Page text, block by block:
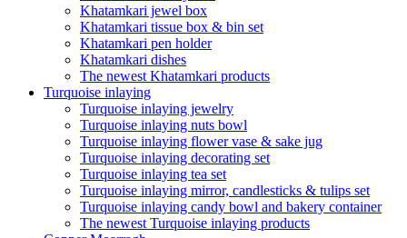
Khatamkari jewel box
Khatamkari tissue box & bin set
Khatamkari pen holder
Khatamkari dishes
The newest Khatamkari products
Turquoise inlaying
Turquoise inlaying jewelry
Turquoise inlaying nuts bowl
Turquoise inlaying flower vase & sake jug
Turquoise inlaying decorating set
Turquoise inlaying tea set
Turquoise inlaying mirror, candlesticks & tulips set
Turquoise inlaying candy bowl and bakery container
The newest Turquoise inlaying products